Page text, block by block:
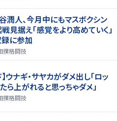
谷潤人、今月中にもマスボクシン
据え「感覚をより高めていく」
に参加
撲格闘技
ウナギ・サヤカがダメ出し「ロッ
ら上がれると思っちゃダメ」
撲格闘技